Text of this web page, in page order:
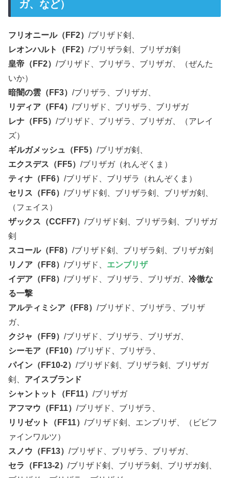
ガ、など）
フリオニール（FF2） /ブリザド剣、
レオンハルト（FF2） /ブリザラ剣、ブリザガ剣
皇帝（FF2） /ブリザド、ブリザラ、ブリザガ、（ぜんた
いか）
暗闇の雲（FF3） /ブリザラ、ブリザガ、
リディア（FF4） /ブリザド、ブリザラ、ブリザガ
レナ（FF5） /ブリザド、ブリザラ、ブリザガ、（アレイ
ズ）
ギルガメッシュ（FF5） /ブリザガ剣、
エクスデス（FF5） /ブリザガ（れんぞくま）
ティナ（FF6） /ブリザド、ブリザラ（れんぞくま）
セリス（FF6） /ブリザド剣、ブリザラ剣、ブリザガ剣、
（フェイス）
ザックス（CCFF7） /ブリザド剣、ブリザラ剣、ブリザガ
剣
スコール（FF8） /ブリザド剣、ブリザラ剣、ブリザガ剣
リノア（FF8） /ブリザド、 エンブリザ
イデア（FF8） /ブリザド、ブリザラ、ブリザガ、 冷徹な
る一撃
アルティミシア（FF8） /ブリザド、ブリザラ、ブリザ
ガ、
クジャ（FF9） /ブリザド、ブリザラ、ブリザガ、
シーモア（FF10） /ブリザド、ブリザラ、
パイン（FF10-2） /ブリザド剣、ブリザラ剣、ブリザガ
剣、 アイスブランド
シャントット（FF11） /ブリザガ
アフマウ（FF11） /ブリザド、ブリザラ、
リリゼット（FF11） /ブリザド剣、エンブリザ、（ビビフ
ァインワルツ）
スノウ（FF13） /ブリザド、ブリザラ、ブリザガ、
セラ（FF13-2） /ブリザド剣、ブリザラ剣、ブリザガ剣、